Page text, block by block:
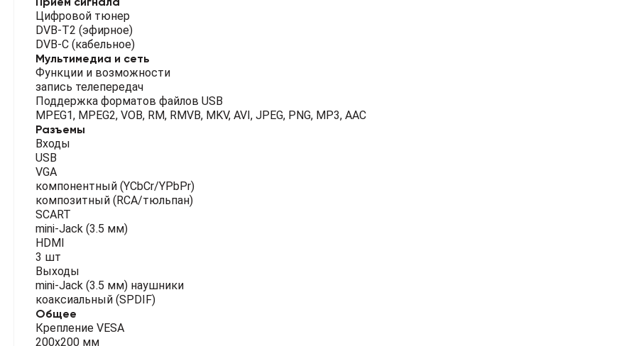
Цифровой тюнер
DVB-T2 (эфирное)
DVB-C (кабельное)
Мультимедиа и сеть
Функции и возможности
запись телепередач
Поддержка форматов файлов USB
MPEG1, MPEG2, VOB, RM, RMVB, MKV, AVI, JPEG, PNG, MP3, AAC
Разъемы
Входы
USB
VGA
компонентный (YCbCr/YPbPr)
композитный (RCA/тюльпан)
SCART
mini-Jack (3.5 мм)
HDMI
3 шт
Выходы
mini-Jack (3.5 мм) наушники
коаксиальный (SPDIF)
Общее
Крепление VESA
200х200 мм